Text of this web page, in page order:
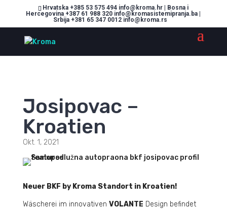
Hrvatska +385 53 575 494 info@kroma.hr | Bosna i
Hercegovina +387 61 988 320 info@kromasistemipranja.ba |
Srbija +381 65 347 0012 info@kroma.rs
Josipovac –
Kroatien
Okt. 1, 2021
Neuer BKF by Kroma Standort in Kroatien!
Wäscherei im innovativen VOLANTE Design befindet